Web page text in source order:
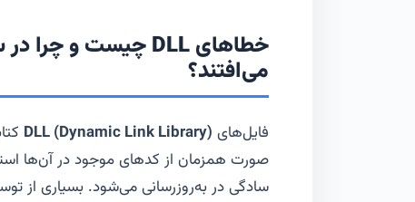
می‌افتند؟
فایل‌های DLL (Dynamic Link Library)
صورت همزمان از کدهای موجود در آن‌ها
سادگی در به‌روزرسانی می‌شود. بسیاری از